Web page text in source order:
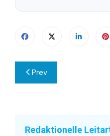
Prev
Redaktionelle